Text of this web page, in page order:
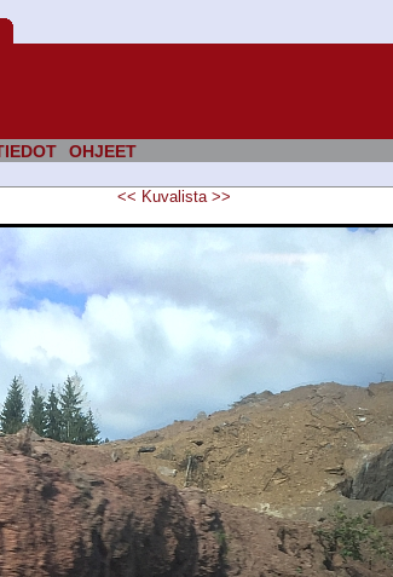
OHJEET
<< Kuvalista >>